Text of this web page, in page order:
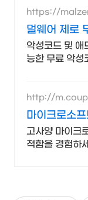
https://
멀웨어 제로
악성코드 및 애
능한 무료 악성
http://
마이크로소
고사양 마이크
적함을 경험하